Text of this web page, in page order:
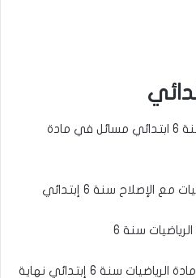
امتحان رياضيات نهاية الثلاثي سنة 6 ابتدائي مسائل في مادة
الإصلاح سنة 6 إبتدائي
سنة 6
تقييم مكتسبات التلاميذ في مادة الرياضيات سنة 6 إبتدائي نهاية